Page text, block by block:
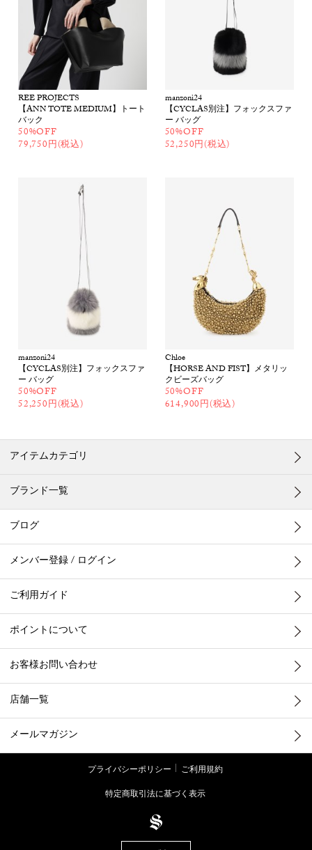
REE PROJECTS
【ANN TOTE MEDIUM】トート
バック
50%OFF
79,750円(税込)
manzoni24
【CYCLAS別注】フォックスファ
ー バッグ
50%OFF
52,250円(税込)
manzoni24
【CYCLAS別注】フォックスファ
ー バッグ
50%OFF
52,250円(税込)
Chloe
【HORSE AND FIST】メタリッ
クビーズバッグ
50%OFF
614,900円(税込)
アイテムカテゴリ
ブランド一覧
ブログ
メンバー登録 / ログイン
ご利用ガイド
ポイントについて
お客様お問い合わせ
店舗一覧
メールマガジン
プライバシーポリシー
ご利用規約
特定商取引法に基づく表示